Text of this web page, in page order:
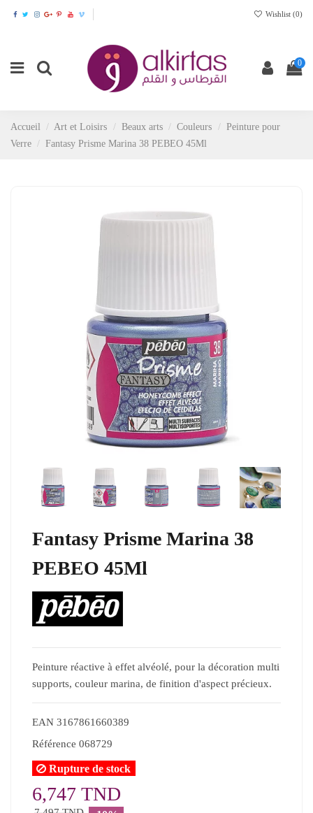
Wishlist (0)
0
Accueil Art et Loisirs Beaux arts Couleurs
Peinture pour
Verre
Fantasy Prisme Marina 38 PEBEO 45Ml
Fantasy Prisme Marina 38
PEBEO 45Ml
Peinture réactive à effet alvéolé, pour la décoration multi
supports, couleur marina, de finition d'aspect précieux.
EAN 3167861660389
Référence 068729
Rupture de stock
6,747 TND